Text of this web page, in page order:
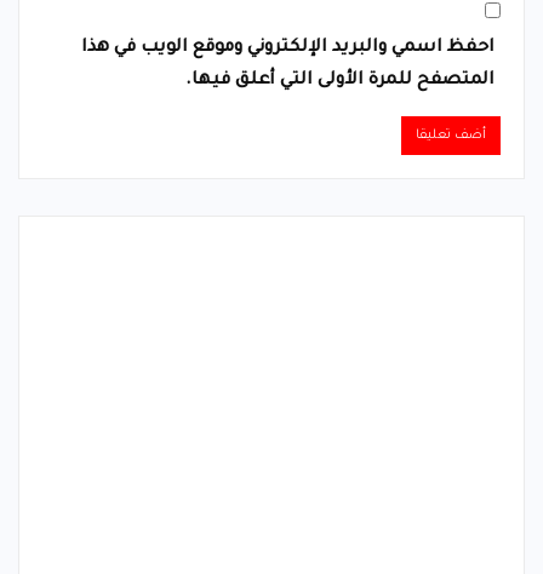
احفظ اسمي والبريد الإلكتروني وموقع الويب في هذا
المتصفح للمرة الأولى التي أعلق فيها.